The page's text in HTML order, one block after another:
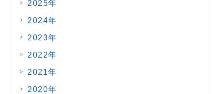
2025年
2024年
2023年
2022年
2021年
2020年